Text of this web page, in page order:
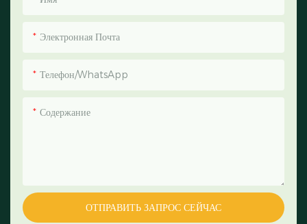
Электронная Почта
Телефон/WhatsApp
Содержание
ОТПРАВИТЬ ЗАПРОС СЕЙЧАС